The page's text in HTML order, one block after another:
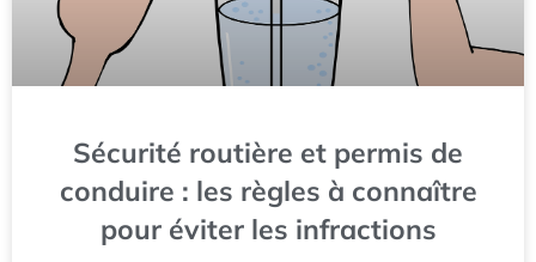
Sécurité routière et permis de
conduire : les règles à connaître
pour éviter les infractions